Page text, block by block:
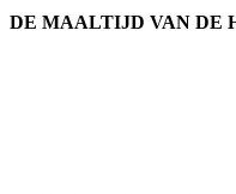
DE MAALTIJD VAN DE